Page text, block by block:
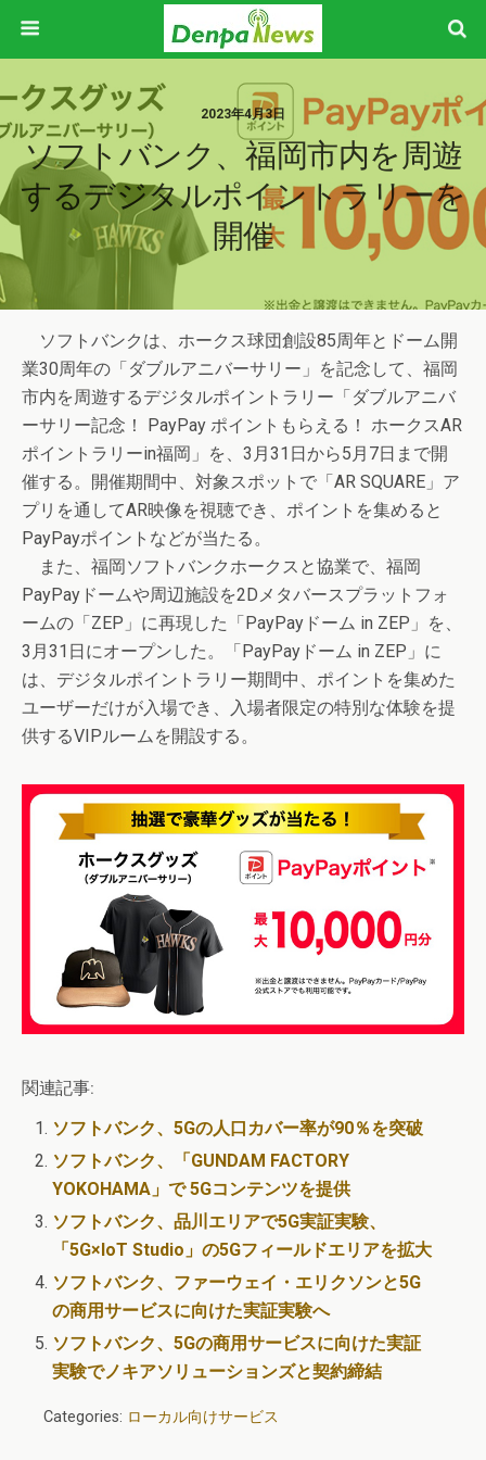
2023年4月3日
ソフトバンク、福岡市内を周遊
するデジタルポイントラリーを
開催
ソフトバンクは、ホークス球団創設85周年とドーム開
業30周年の「ダブルアニバーサリー」を記念して、福岡
市内を周遊するデジタルポイントラリー「ダブルアニバ
ーサリー記念！ PayPay ポイントもらえる！ ホークスAR
ポイントラリーin福岡」を、3月31日から5月7日まで開
催する。開催期間中、対象スポットで「AR SQUARE」ア
プリを通してAR映像を視聴でき、ポイントを集めると
PayPayポイントなどが当たる。
また、福岡ソフトバンクホークスと協業で、福岡
PayPayドームや周辺施設を2Dメタバースプラットフォ
ームの「ZEP」に再現した「PayPayドーム in ZEP」を、
3月31日にオープンした。「PayPayドーム in ZEP」に
は、デジタルポイントラリー期間中、ポイントを集めた
ユーザーだけが入場でき、入場者限定の特別な体験を提
供するVIPルームを開設する。
関連記事:
ソフトバンク、5Gの人口カバー率が90％を突破
ソフトバンク、「GUNDAM FACTORY
YOKOHAMA」で 5Gコンテンツを提供
ソフトバンク、品川エリアで5G実証実験、
「5G×IoT Studio」の5Gフィールドエリアを拡大
ソフトバンク、ファーウェイ・エリクソンと5G
の商用サービスに向けた実証実験へ
ソフトバンク、5Gの商用サービスに向けた実証
実験でノキアソリューションズと契約締結
Categories: ローカル向けサービス